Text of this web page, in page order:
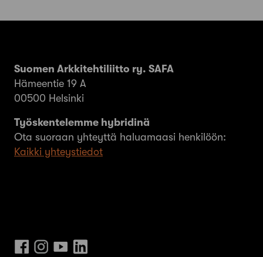
Suomen Arkkitehtiliitto ry. SAFA
Hämeentie 19 A
00500 Helsinki
Työskentelemme hybridinä
Ota suoraan yhteyttä haluamaasi henkilöön:
Kaikki yhteystiedot